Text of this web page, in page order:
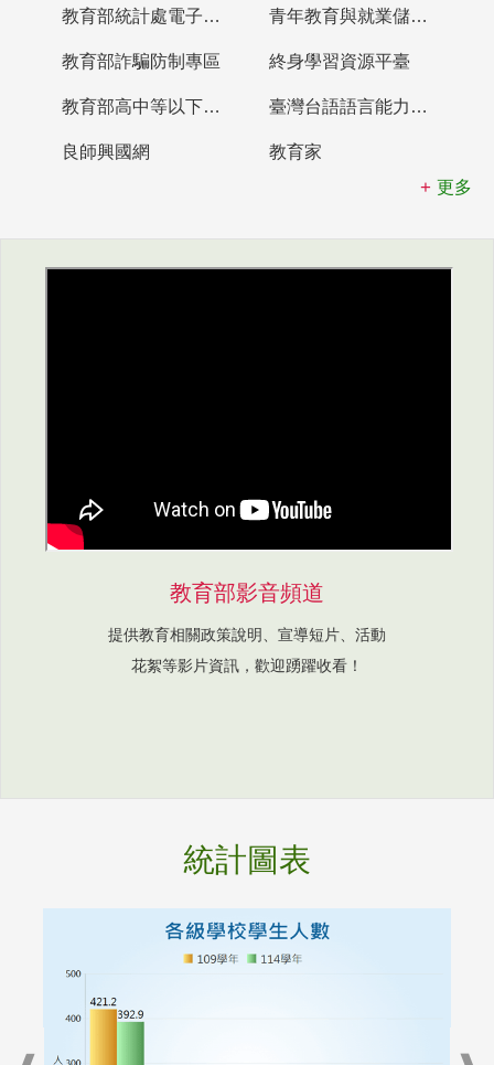
教育部統計處電子書櫃 青年教育與就業儲蓄帳戶
教育部詐騙防制專區 終身學習資源平臺
教育部高中等以下學校及幼兒園教師資格檢定考試 臺灣台語語言能力認證網站
良師興國網
教育家
更多
教育部影音頻道
提供教育相關政策說明、宣導短片、活動
花絮等影片資訊，歡迎踴躍收看！
統計圖表